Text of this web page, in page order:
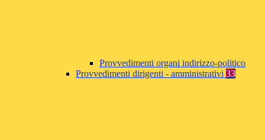
Provvedimenti organi indirizzo-politico
Provvedimenti dirigenti - amministrativi 33